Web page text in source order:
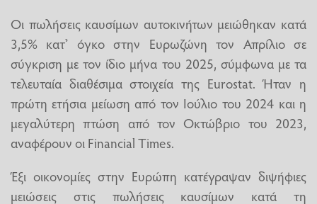
Οι πωλήσεις καυσίμων αυτοκινήτων μειώθηκαν κατά
3,5% κατ’ όγκο στην Ευρωζώνη τον Απρίλιο σε
σύγκριση με τον ίδιο μήνα του 2025, σύμφωνα με τα
τελευταία διαθέσιμα στοιχεία της Eurostat. Ήταν η
πρώτη ετήσια μείωση από τον Ιούλιο του 2024 και η
μεγαλύτερη πτώση από τον Οκτώβριο του 2023,
αναφέρουν οι Financial Times.
Έξι οικονομίες στην Ευρώπη κατέγραψαν διψήφιες
μειώσεις στις πωλήσεις καυσίμων κατά τη